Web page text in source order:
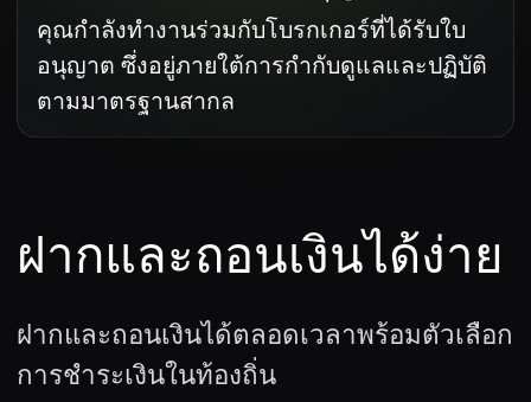
สินทรัพย์ยอดนิยม
เปอร์เซ็นต์การทำกำไรที่ดีที่สุด
กลไกที่เรียบง่าย
ใช้ตัวชี้วัดมากกว่า 100 รายการ
สำหรับการวิเคราะห์ทางเทคนิค